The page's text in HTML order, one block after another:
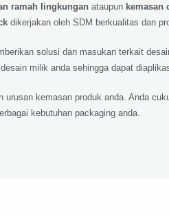
ramah lingkungan ataupun kemasan
dikerjakan oleh SDM berkualitas dan
solusi dan masukan terkait
milik anda sehingga dapat
urusan kemasan produk anda. Anda
kebutuhan packaging anda.